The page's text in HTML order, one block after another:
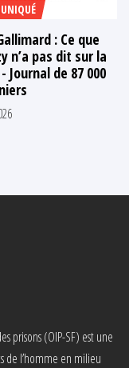
: Ce que
n’a pas dit sur la
Journal de 87 000
prisons (OIP-SF) est une
de l’homme en milieu